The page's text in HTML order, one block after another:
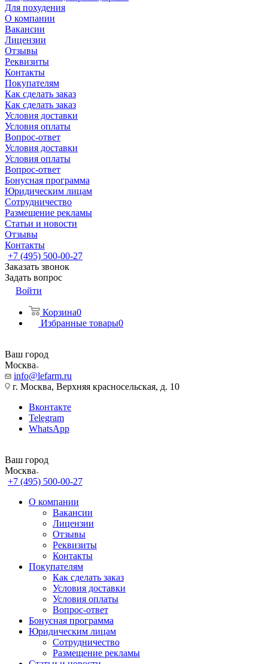
Для похудения
О компании
Вакансии
Лицензии
Отзывы
Реквизиты
Контакты
Покупателям
Как сделать заказ
Как сделать заказ
Условия доставки
Условия оплаты
Вопрос-ответ
Условия доставки
Условия оплаты
Вопрос-ответ
Бонусная программа
Юридическим лицам
Сотрудничество
Размещение рекламы
Статьи и новости
Отзывы
Контакты
+7 (495) 500-00-27
Заказать звонок
Задать вопрос
Войти
Корзина0
Избранные товары0
Ваш город
Москва
info@lefarm.ru
г. Москва, Верхняя красносельская, д. 10
Вконтакте
Telegram
WhatsApp
Ваш город
Москва
+7 (495) 500-00-27
О компании
Вакансии
Лицензии
Отзывы
Реквизиты
Контакты
Покупателям
Как сделать заказ
Условия доставки
Условия оплаты
Вопрос-ответ
Бонусная программа
Юридическим лицам
Сотрудничество
Размещение рекламы